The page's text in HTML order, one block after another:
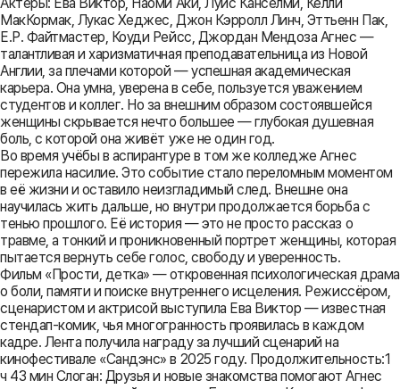
МакКормак, Лукас Хеджес, Джон Кэрролл Линч, Эттьенн Пак,
Е.Р. Файтмастер, Коуди Рейсс, Джордан Мендоза Агнес —
талантливая и харизматичная преподавательница из Новой
Англии, за плечами которой — успешная академическая
карьера. Она умна, уверена в себе, пользуется уважением
студентов и коллег. Но за внешним образом состоявшейся
женщины скрывается нечто большее — глубокая душевная
боль, с которой она живёт уже не один год.
Во время учёбы в аспирантуре в том же колледже Агнес
пережила насилие. Это событие стало переломным моментом
в её жизни и оставило неизгладимый след. Внешне она
научилась жить дальше, но внутри продолжается борьба с
тенью прошлого. Её история — это не просто рассказ о
травме, а тонкий и проникновенный портрет женщины, которая
пытается вернуть себе голос, свободу и уверенность.
Фильм «Прости, детка» — откровенная психологическая драма
о боли, памяти и поиске внутреннего исцеления. Режиссёром,
сценаристом и актрисой выступила Ева Виктор — известная
стендап-комик, чья многогранность проявилась в каждом
кадре. Лента получила награду за лучший сценарий на
кинофестивале «Сандэнс» в 2025 году. Продолжительность:1
ч 43 мин Слоган: Друзья и новые знакомства помогают Агнес